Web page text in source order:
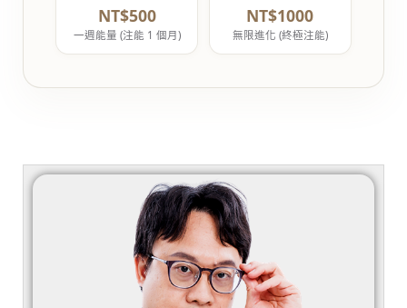
NT$500
一週能量 (注能 1 個月)
NT$1000
無限進化 (終極注能)